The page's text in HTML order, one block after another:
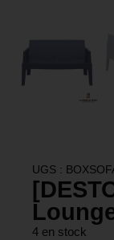
UGS :
4 en stock